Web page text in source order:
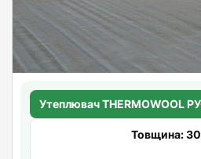
Утеплювач THERMOWOOL
Товщина: